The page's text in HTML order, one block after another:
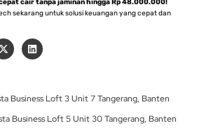
cair tanpa jaminan hingga Rp 48.000.000!
sekarang untuk solusi keuangan yang cepat dan
X
-
t
t
r
L
i
n
i
Business Loft 3 Unit 7 Tangerang, Banten
Business Loft 5 Unit 30 Tangerang, Banten